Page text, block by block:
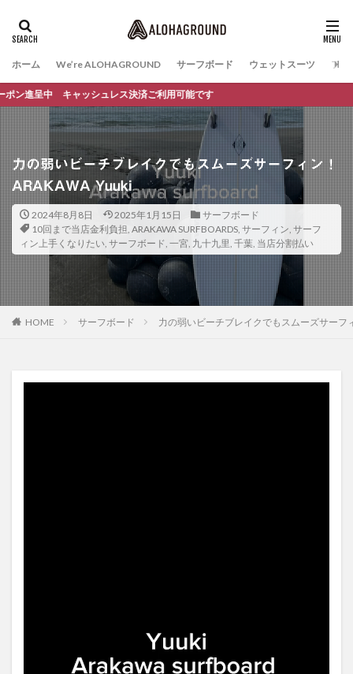
ホーム We’re ALOHAGROUND サーフボード ウェットスーツ ファ
ャッシュレス決済ご利用可能です
力の弱いビーチブレイクでもスムーズサーフィン！
ARAKAWA Yuuki
2024年8月8日 2025年1月15日
サーフボード
10回まで当店金利負担, ARAKAWA SURFBOARDS, サーフィン, サーフ
ィン上手くなりたい, サーフボード, 一宮, 九十九里, 千葉, 当店分割払い
HOME サーフボード 力の弱いビーチブレイクでもスムーズサーフ